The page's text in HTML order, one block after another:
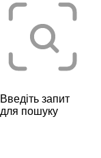
Введіть запит
для пошуку